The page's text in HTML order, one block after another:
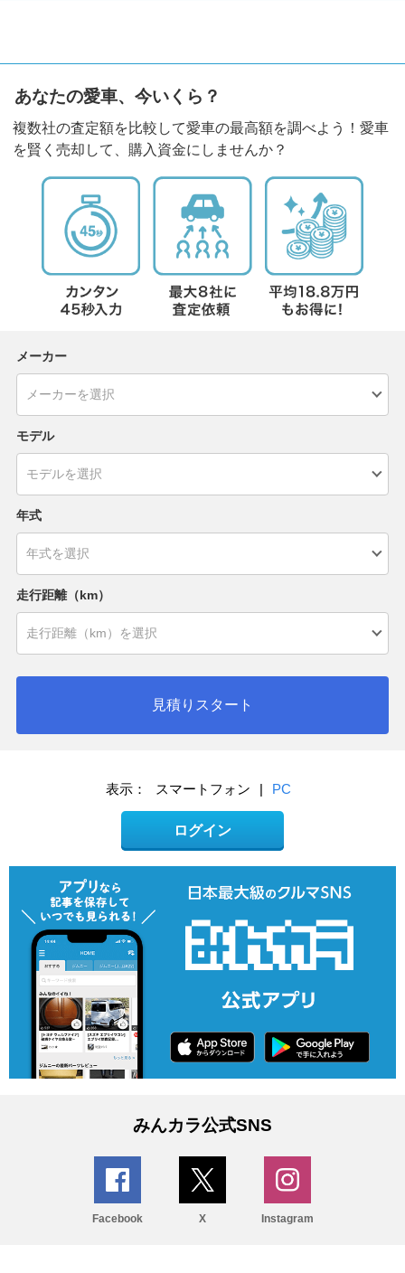
あなたの愛車、今いくら？
複数社の査定額を比較して愛車の最高額を調べよう！愛車
を賢く売却して、購入資金にしませんか？
メーカー
モデル
年式
走行距離（km）
見積りスタート
表示： スマートフォン | PC
ログイン
みんカラ公式SNS
Facebook X Instagram